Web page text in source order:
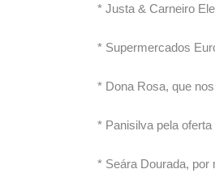
* Justa & Carneiro
* Supermercados
* Dona Rosa, que
* Panisilva pela
* Seára Dourada, por